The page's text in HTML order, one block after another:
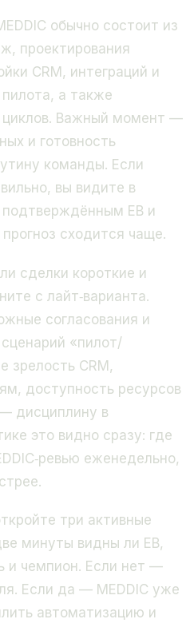
обычно состоит из
проектирования
CRM, интеграций и
а также
циклов. Важный момент —
и готовность
команды. Если
вы видите в
EB и
сходится чаще.
сделки короткие и
с лайт‑варианта.
согласования и
«пилот/
зрелость CRM,
доступность ресурсов
дисциплину в
это видно сразу: где
еженедельно,
три активные
минуты видны ли EB,
и чемпион. Если нет —
Если да — MEDDIC уже
автоматизацию и